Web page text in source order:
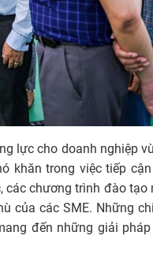
lực cho doanh nghiệp
khăn trong việc tiếp
chương trình đào
của các SME. Những
đến những giải